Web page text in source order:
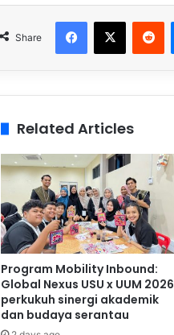
Share
Related Articles
Program Mobility Inbound:
Global Nexus USU x UUM 2026
perkukuh sinergi akademik
dan budaya serantau